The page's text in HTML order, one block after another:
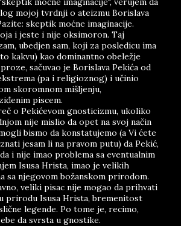
mojoj tvrdnji o ateizmu Borislava
skeptik moćne imaginacije.
i jeste i nije oksimoron. Taj
ubedjen sam, koji za posledicu ima
kakvu) kao dominantno obeležje
sačuvao je Borislava Pekića od
(pa i religioznog) i učinio
skoromnom mišljenju,
piscem.
o Pekićevom gnosticizmu, ukoliko
nije mislio da opet na svoj način
bismo da konstatujemo (a Vi ćete
jesam li na pravom putu) da Pekić,
i nije imao problema sa eventualnim
Isusa Hrista, imao je velikih
sa njegovom božanskom prirodom.
veliki pisac nije mogao da prihvati
prirodu Isusa Hrista, bremenitost
legende. Po tome je, recimo,
da svrsta u gnostike.